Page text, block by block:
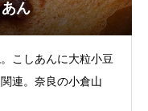
ん
こしあんに大粒小豆
連。奈良の小倉山